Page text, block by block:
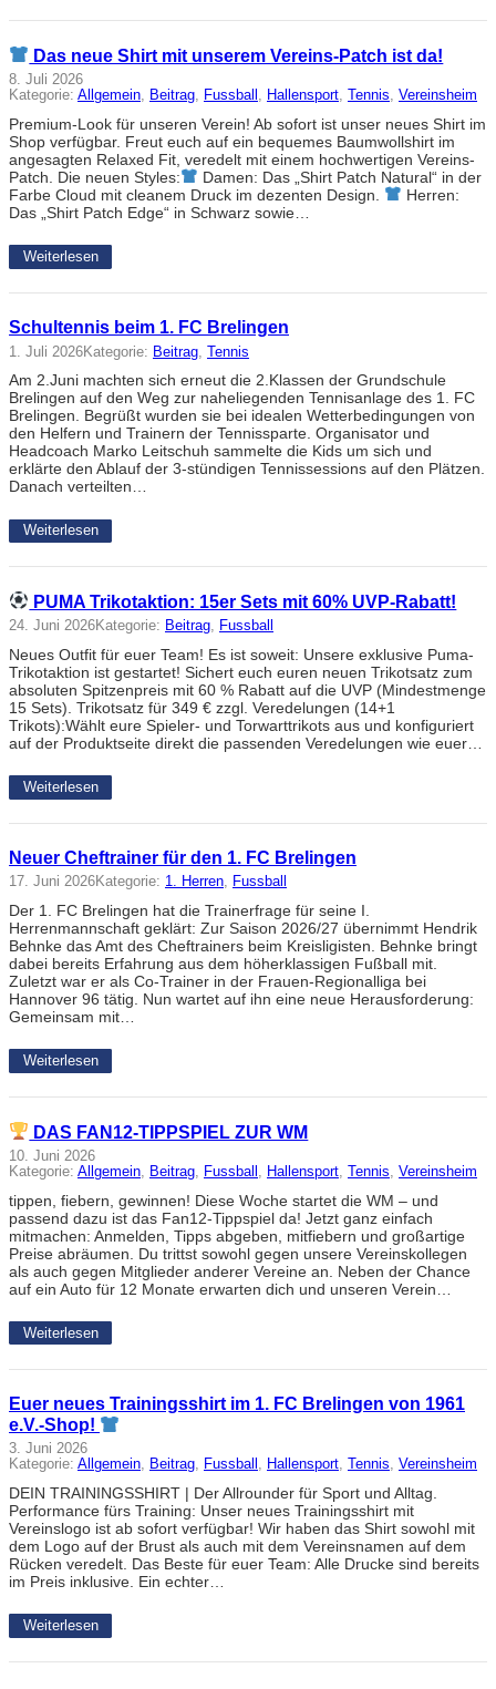
Das neue Shirt mit unserem Vereins-Patch ist da!
8. Juli 2026
Kategorie: Allgemein, Beitrag, Fussball , Hallensport, Tennis, Vereinsheim
Premium-Look für unseren Verein! Ab sofort ist unser neues Shirt im
Shop verfügbar. Freut euch auf ein bequemes Baumwollshirt im
angesagten Relaxed Fit, veredelt mit einem hochwertigen Vereins-
Patch. Die neuen Styles:
Damen: Das „Shirt Patch Natural“ in der
Farbe Cloud mit cleanem Druck im dezenten Design.
Herren:
Das „Shirt Patch Edge“ in Schwarz sowie…
Weiterlesen
Schultennis beim 1. FC Brelingen
1. Juli 2026Kategorie: Beitrag Tennis
Am 2.Juni machten sich erneut die 2.Klassen der Grundschule
Brelingen auf den Weg zur naheliegenden Tennisanlage des 1. FC
Brelingen. Begrüßt wurden sie bei idealen Wetterbedingungen von
den Helfern und Trainern der Tennissparte. Organisator und
Headcoach Marko Leitschuh sammelte die Kids um sich und
erklärte den Ablauf der 3-stündigen Tennissessions auf den Plätzen.
Danach verteilten…
Weiterlesen
PUMA Trikotaktion: 15er Sets mit 60% UVP-Rabatt!
24. Juni 2026Kategorie: Beitrag, Fussball
Neues Outfit für euer Team! Es ist soweit: Unsere exklusive Puma-
Trikotaktion ist gestartet! Sichert euch euren neuen Trikotsatz zum
absoluten Spitzenpreis mit 60 % Rabatt auf die UVP (Mindestmenge
15 Sets). Trikotsatz für 349 € zzgl. Veredelungen (14+1
Trikots):Wählt eure Spieler- und Torwarttrikots aus und konfiguriert
auf der Produktseite direkt die passenden Veredelungen wie euer…
Weiterlesen
Neuer Cheftrainer für den 1. FC Brelingen
17. Juni 2026Kategorie: 1. Herren, Fussball
Der 1. FC Brelingen hat die Trainerfrage für seine I.
Herrenmannschaft geklärt: Zur Saison 2026/27 übernimmt Hendrik
Behnke das Amt des Cheftrainers beim Kreisligisten. Behnke bringt
dabei bereits Erfahrung aus dem höherklassigen Fußball mit.
Zuletzt war er als Co-Trainer in der Frauen-Regionalliga bei
Hannover 96 tätig. Nun wartet auf ihn eine neue Herausforderung:
Gemeinsam mit…
Weiterlesen
DAS FAN12-TIPPSPIEL ZUR WM
10. Juni 2026
Kategorie: Allgemein, Beitrag, Fussball , Hallensport, Tennis, Vereinsheim
tippen, fiebern, gewinnen! Diese Woche startet die WM – und
passend dazu ist das Fan12-Tippspiel da! Jetzt ganz einfach
mitmachen: Anmelden, Tipps abgeben, mitfiebern und großartige
Preise abräumen. Du trittst sowohl gegen unsere Vereinskollegen
als auch gegen Mitglieder anderer Vereine an. Neben der Chance
auf ein Auto für 12 Monate erwarten dich und unseren Verein…
Weiterlesen
Euer neues Trainingsshirt im 1. FC Brelingen von 1961
e.V.-Shop!
3. Juni 2026
Kategorie: Allgemein, Beitrag, Fussball , Hallensport, Tennis, Vereinsheim
DEIN TRAININGSSHIRT | Der Allrounder für Sport und Alltag.
Performance fürs Training: Unser neues Trainingsshirt mit
Vereinslogo ist ab sofort verfügbar! Wir haben das Shirt sowohl mit
dem Logo auf der Brust als auch mit dem Vereinsnamen auf dem
Rücken veredelt. Das Beste für euer Team: Alle Drucke sind bereits
im Preis inklusive. Ein echter…
Weiterlesen